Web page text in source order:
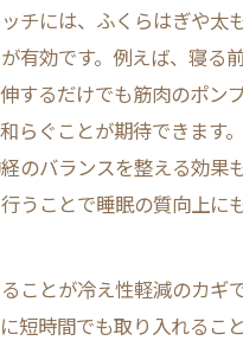
チには、ふくらはぎや太
有効です。例えば、寝る
するだけでも筋肉のポン
らぐことが期待できます
のバランスを整える効果
うことで睡眠の質向上に
ことが冷え性軽減のカギ
短時間でも取り入れるこ